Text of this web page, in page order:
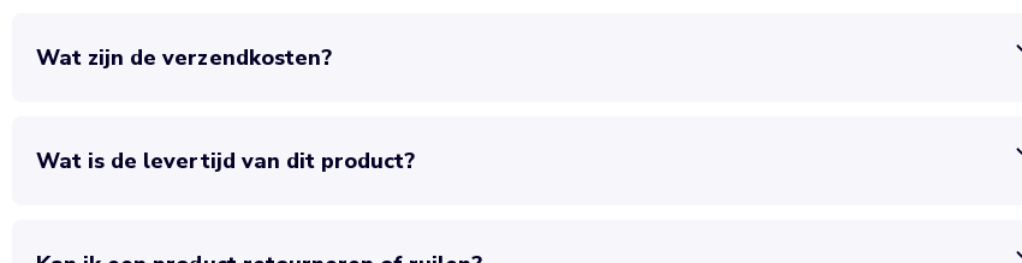
Wat zijn de verzendkosten?
Wat is de levertijd van dit product?